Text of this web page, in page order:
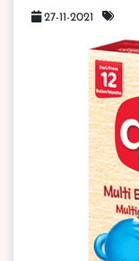
27-11-2021